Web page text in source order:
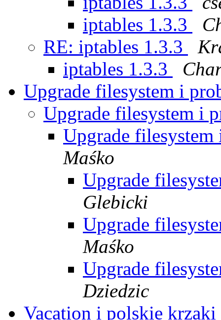
iptables 1.3.3
RE: iptables 1.3.3
iptables 1.3.3
Upgrade filesystem i
Upgrade filesystem i
Upgrade
Maśko
Upgrade
Glebicki
Upgrade
Maśko
Upgrade
Dziedzic
Vacation i polskie